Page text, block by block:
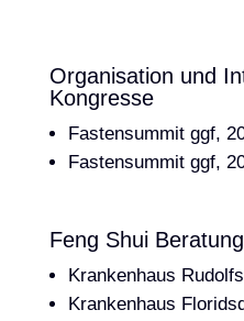
Organisation und
Kongresse
Fastensummit ggf,
Fastensummit ggf,
Feng Shui
Krankenhaus
Krankenhaus